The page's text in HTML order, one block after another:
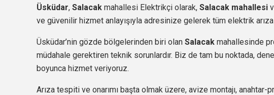
Üsküdar, Salacak mahallesi Elektrikçi olarak, Salacak mahallesi
ve güvenilir hizmet anlayışıyla adresinize gelerek tüm elektrik
Üsküdar’nin gözde bölgelerinden biri olan Salacak mahallesinde
müdahale gerektiren teknik sorunlardır. Biz de tam bu noktada,
boyunca hizmet veriyoruz.
Arıza tespiti ve onarımı başta olmak üzere, avize montajı,